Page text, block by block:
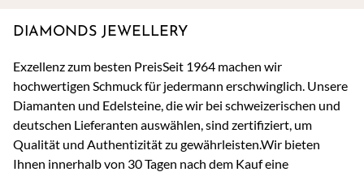
DIAMONDS JEWELLERY
Exzellenz zum besten PreisSeit 1964 machen wir
hochwertigen Schmuck für jedermann erschwinglich. Unsere
Diamanten und Edelsteine, die wir bei schweizerischen und
deutschen Lieferanten auswählen, sind zertifiziert, um
Qualität und Authentizität zu gewährleisten.Wir bieten
Ihnen innerhalb von 30 Tagen nach dem Kauf eine